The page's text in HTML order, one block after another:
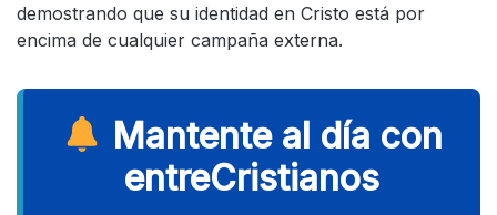
demostrando que su identidad en Cristo está por
encima de cualquier campaña externa.
Mantente al día con
entreCristianos